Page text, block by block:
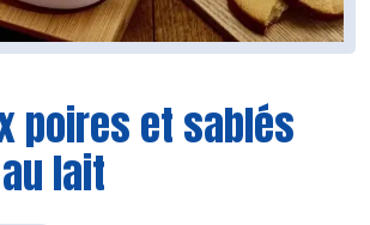
poires et sablés
lait